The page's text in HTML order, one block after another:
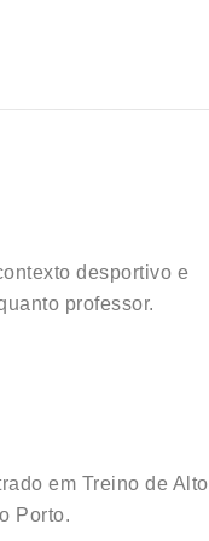
desportivo e
professor.
em Treino de Alto
Porto.